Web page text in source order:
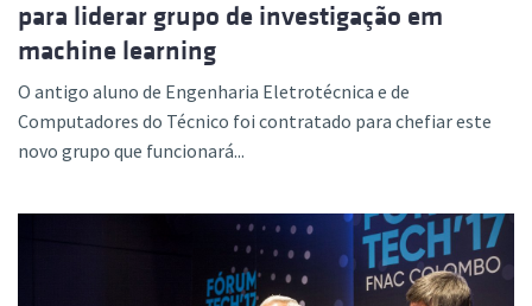
para liderar grupo de investigação em
machine learning
O antigo aluno de Engenharia Eletrotécnica e de
Computadores do Técnico foi contratado para chefiar este
novo grupo que funcionará...